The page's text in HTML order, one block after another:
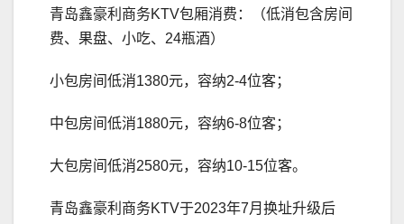
青岛鑫豪利商务KTV包厢消费：（低消包含房间
费、果盘、小吃、24瓶酒）
小包房间低消1380元，容纳2-4位客；
中包房间低消1880元，容纳6-8位客；
大包房间低消2580元，容纳10-15位客。
青岛鑫豪利商务KTV于2023年7月换址升级后